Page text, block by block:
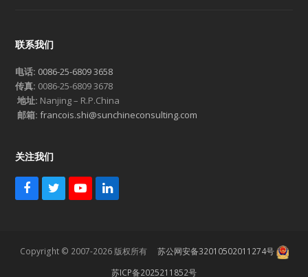
联系我们
电话: 0086-25-6809 3658
传真: 0086-25-6809 3678
地址: Nanjing – R.P.China
邮箱: francois.shi@sunchineconsulting.com
关注我们
F
o
T
e
Y
b
L
d
Copyright © 2007-2026 版权所有 苏公网安备32010502011274号
苏ICP备2025211852号